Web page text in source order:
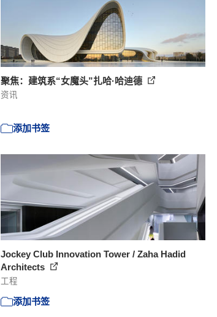
聚焦：建筑系“女魔头”扎哈·哈迪德
资讯
添加书签
Jockey Club Innovation Tower / Zaha Hadid
Architects
工程
添加书签